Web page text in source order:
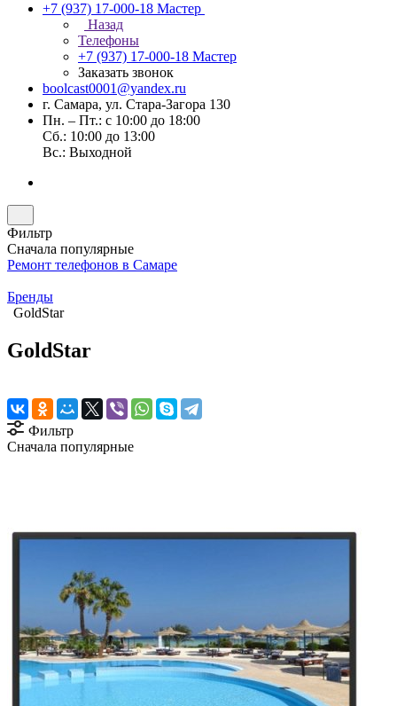
+7 (937) 17-000-18 Мастер
Назад
Телефоны
+7 (937) 17-000-18 Мастер
Заказать звонок
boolcast0001@yandex.ru
г. Самара, ул. Стара-Загора 130
Пн. – Пт.: с 10:00 до 18:00
Сб.: 10:00 до 13:00
Вс.: Выходной
Фильтр
Сначала популярные
Ремонт телефонов в Самаре
Бренды
GoldStar
GoldStar
Фильтр
Сначала популярные